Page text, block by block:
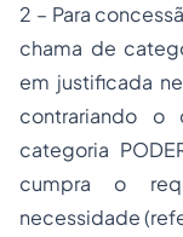
2 – Para
chama de
em justificada
contrariando
categoria
cumpra o
necessidade